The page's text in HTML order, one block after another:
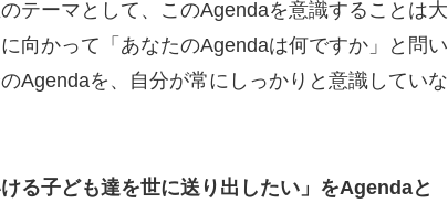
テーマとして、このAgendaを意識することは大
向かって「あなたのAgendaは何ですか」と問い
Agendaを、自分が常にしっかりと意識していな
る子ども達を世に送り出したい」をAgendaと